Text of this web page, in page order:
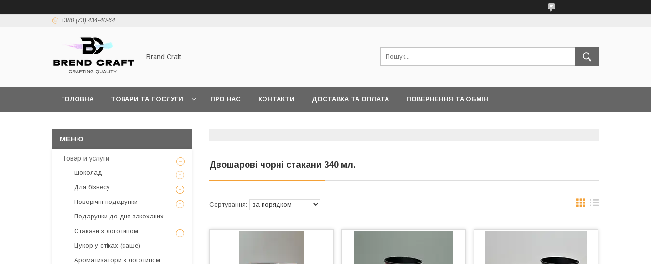
+380 (73) 434-40-64
Brand Craft
ГОЛОВНА ТОВАРИ ТА ПОСЛУГИ ПРО НАС КОНТАКТИ ДОСТАВКА ТА ОПЛАТА ПОВЕРНЕННЯ ТА ОБМІН
Двошарові чорні стакани 340 мл.
Товар и услуги
Шоколад
Для бізнесу
Новорічні подарунки
Подарунки до дня закоханих
Стакани з логотипом
Цукор у стіках (саше)
Ароматизатори з логотипом